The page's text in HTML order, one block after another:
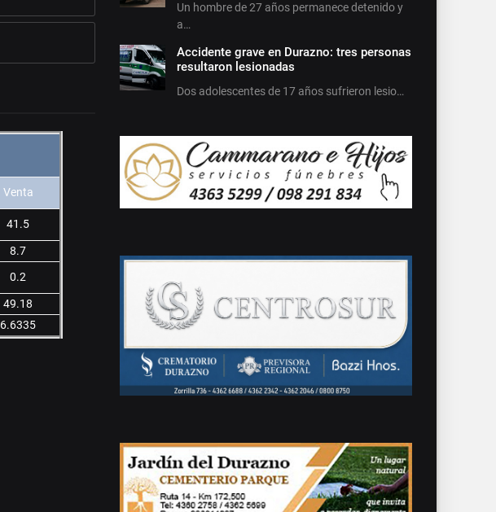
Venta
41.5
8.7
0.2
49.18
6.6335
Un hombre de 27 años permanece detenido y
a…
Accidente grave en Durazno: tres personas
resultaron lesionadas
Dos adolescentes de 17 años sufrieron lesio…